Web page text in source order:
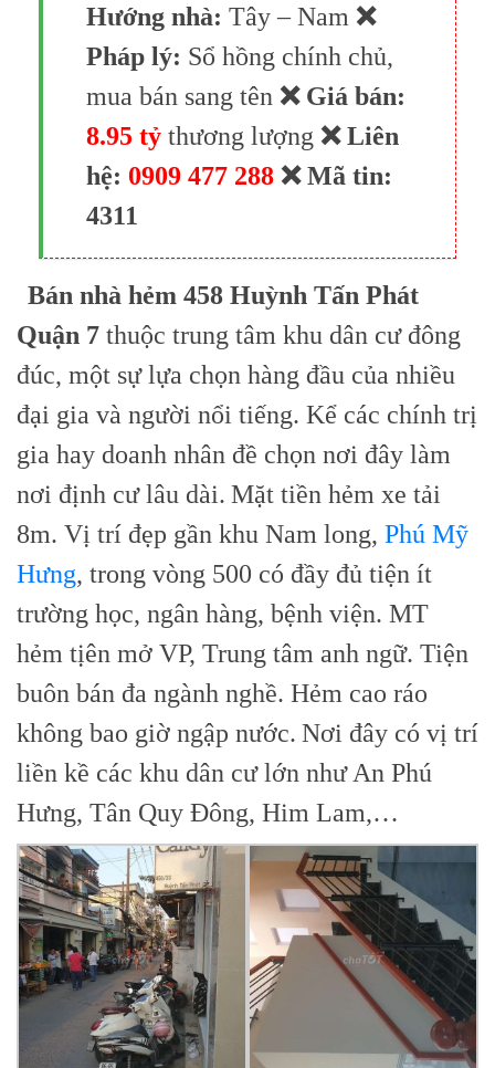
Hướng nhà: Tây – Nam ❌
Pháp lý: Sổ hồng chính chủ,
mua bán sang tên ❌ Giá bán:
8.95 tỷthương lượng ❌ Liên
hệ: 0909 477 288 ❌ Mã tin:
4311
Bán nhà hẻm 458 Huỳnh Tấn Phát
Quận 7 thuộc trung tâm khu dân cư đông
đúc, một sự lựa chọn hàng đầu của nhiều
đại gia và người nổi tiếng. Kể các chính trị
gia hay doanh nhân đề chọn nơi đây làm
nơi định cư lâu dài. Mặt tiền hẻm xe tải
8m. Vị trí đẹp gần khu Nam long, Phú Mỹ
Hưng, trong vòng 500 có đầy đủ tiện ít
trường học, ngân hàng, bệnh viện. MT
hẻm tịên mở VP, Trung tâm anh ngữ. Tiện
buôn bán đa ngành nghề. Hẻm cao ráo
không bao giờ ngập nước. Nơi đây có vị trí
liền kề các khu dân cư lớn như An Phú
Hưng, Tân Quy Đông, Him Lam,…